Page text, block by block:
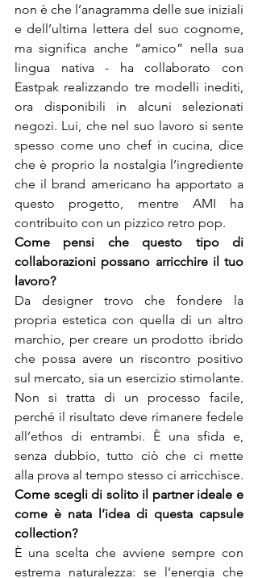
non è che l’anagramma delle sue iniziali
e dell’ultima lettera del suo cognome,
ma significa anche “amico” nella sua
lingua nativa - ha collaborato con
Eastpak realizzando tre modelli inediti,
ora disponibili in alcuni selezionati
negozi. Lui, che nel suo lavoro si sente
spesso come uno chef in cucina, dice
che è proprio la nostalgia l’ingrediente
che il brand americano ha apportato a
questo progetto, mentre AMI ha
contribuito con un pizzico retro pop.
Come pensi che questo tipo di
collaborazioni possano arricchire il tuo
Da designer trovo che fondere la
propria estetica con quella di un altro
marchio, per creare un prodotto ibrido
che possa avere un riscontro positivo
sul mercato, sia un esercizio stimolante.
Non si tratta di un processo facile,
perché il risultato deve rimanere fedele
all’ethos di entrambi. È una sfida e,
senza dubbio, tutto ciò che ci mette
alla prova al tempo stesso ci arricchisce.
Come scegli di solito il partner ideale e
come è nata l’idea di questa capsule
È una scelta che avviene sempre con
estrema naturalezza: se l’energia che